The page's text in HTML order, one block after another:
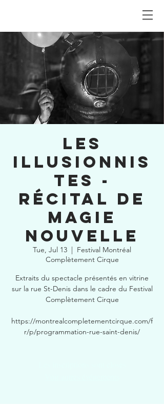
LES
ILLUSIONNIS
TES -
récital de
magie
nouvelle
Tue, Jul 13
  |
Festival Montréal
Complètement Cirque
Extraits du spectacle présentés en vitrine
sur la rue St-Denis dans le cadre du Festival
Complètement Cirque
https://montrealcompletementcirque.com/f
r/p/programmation-rue-saint-denis/